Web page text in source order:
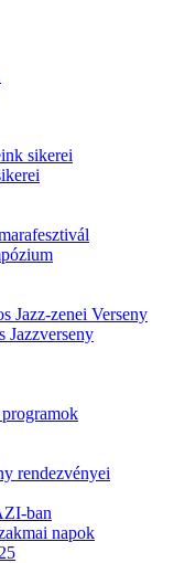
sikerei
Jazz-zenei Verseny
Jazzverseny
rendezvényei
ban
napok